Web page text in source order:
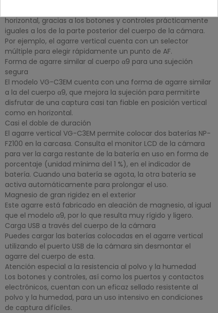
horizontal, gracias a los botones y controles prácticamente
iguales a los de la parte posterior del cuerpo de la cámara.
Por ejemplo, el agarre vertical cuenta con un selector
múltiple para elegir rápidamente un punto de AF.
Forma de agarre similar al cuerpo α9 para una sujeción
segura
El modelo VG-C3EM cuenta con una forma de agarre similar
a la del cuerpo α9, que mejora la sujeción para permitirte
disfrutar de una captura casi tan fiable en posición vertical
como en horizontal.
Casi el doble de duración
El agarre vertical VG-C3EM permite colocar dos baterías NP-
FZ100 en la carcasa. Consulta el monitor LCD de la cámara
para ver la carga restante de la batería en uso en forma de
porcentaje (unidad mínima del 1 %), en el indicador de
batería. Cuando una batería se agota, la otra batería se
activa automáticamente para prolongar el uso.
Magnesio de gran rigidez en el exterior
Este agarre está fabricado en aleación de magnesio, al igual
que el modelo α9, por lo que resulta muy rígido y ligero.
Carga USB a través del cuerpo de la cámara
Puedes cargar las baterías colocadas en el agarre vertical
utilizando el puerto USB de la cámara sin desmontar el
agarre del cuerpo de esta.
Atención especial a la resistencia al polvo y la humedad
Los botones y controles, así como los puertos y contactos
electrónicos, cuentan con un eficaz sellado resistente al
polvo y la humedad, para un uso intensivo en condiciones
de captura difíciles.